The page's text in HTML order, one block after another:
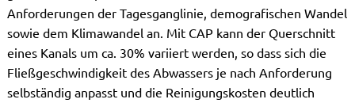
Anforderungen der Tagesganglinie, demografischen Wandel
sowie dem Klimawandel an. Mit CAP kann der Querschnitt
eines Kanals um ca. 30% variiert werden, so dass sich die
Fließgeschwindigkeit des Abwassers je nach Anforderung
selbständig anpasst und die Reinigungskosten deutlich